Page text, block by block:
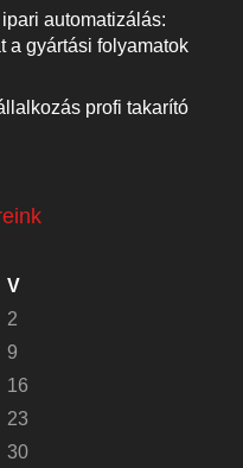
automatizálás:
a gyártási folyamatok
profi takarító
V
2
9
16
23
30